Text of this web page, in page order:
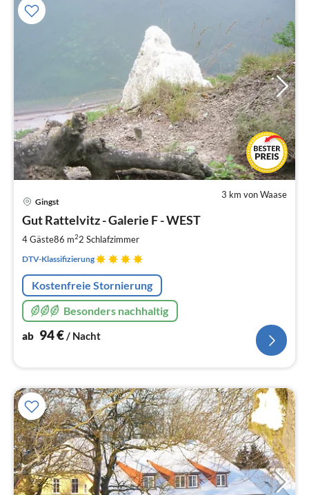
3 km von Waase
Gingst
Gut Rattelvitz - Galerie F - WEST
4 Gäste86 m22 Schlafzimmer
DTV-Klassifizierung
Kostenfreie Stornierung
Besonders nachhaltig
ab 94€/ Nacht